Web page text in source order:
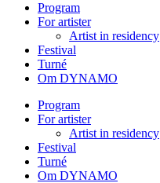
Program
For artister
Artist in residency
Festival
Turné
Om DYNAMO
Program
For artister
Artist in residency
Festival
Turné
Om DYNAMO